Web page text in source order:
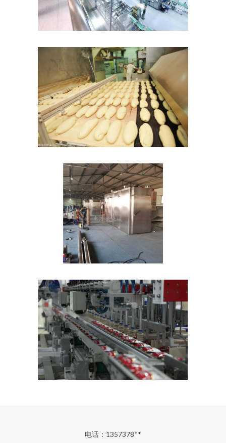
电话：1357378**